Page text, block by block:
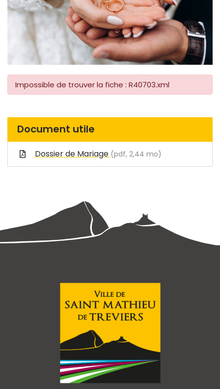
Impossible de trouver la fiche : R40703.xml
Document utile
Dossier de Mariage (pdf, 2,44 mo)